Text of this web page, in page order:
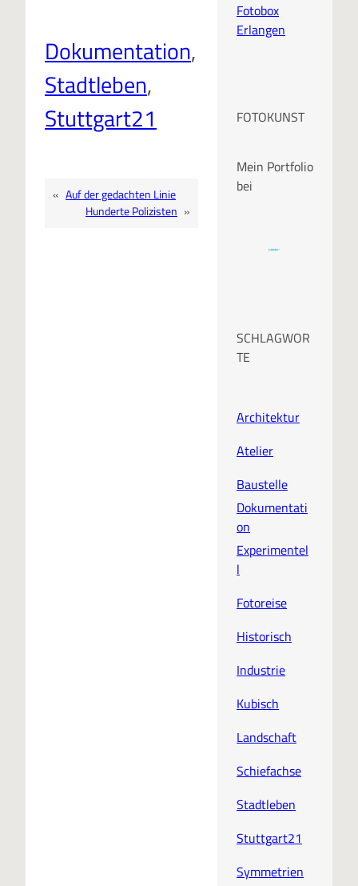
Dokumentation
Stadtleben
Stuttgart21
« Auf der gedachten Linie
Hunderte Polizisten »
Fotobox
Erlangen
FOTOKUNST
Mein Portfolio
bei
SCHLAGWOR
TE
Architektur
Atelier
Baustelle
Dokumentati
on
Experimentel
l
Fotoreise
Historisch
Industrie
Kubisch
Landschaft
Schiefachse
Stadtleben
Stuttgart21
Symmetrien